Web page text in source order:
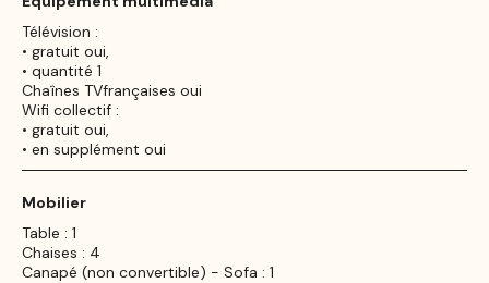
Télévision :
• gratuit oui,
• quantité 1
Chaînes TVfrançaises oui
Wifi collectif :
• gratuit oui,
• en supplément oui
Mobilier
Table : 1
Chaises : 4
Canapé (non convertible) - Sofa : 1